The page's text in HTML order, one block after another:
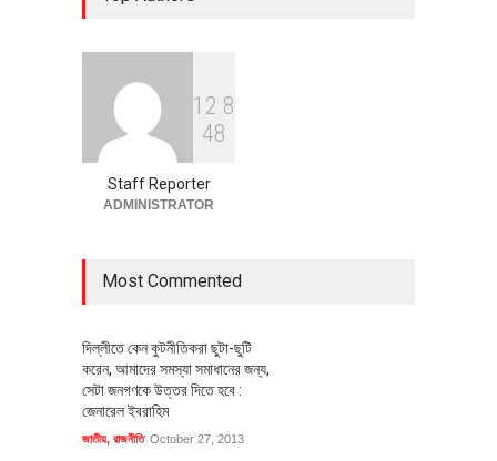
বৈশ্বিক প্রতিযোগিতা সক্ষমতা বাড়াতে
পোশাক শিল্পে নতুন উদ্যোগ
1 2 8
48
Staff Reporter
ADMINISTRATOR
Most Commented
দিল্লীতে কেন কুটনীতিকরা ছুটা-ছুটি
করেন, আমাদের সমস্যা সমাধানের জন্য,
সেটা জনগণকে উত্তর দিতে হবে :
জেনারেল ইবরাহিম
জাতীয়, রাজনীতি October 27, 2013